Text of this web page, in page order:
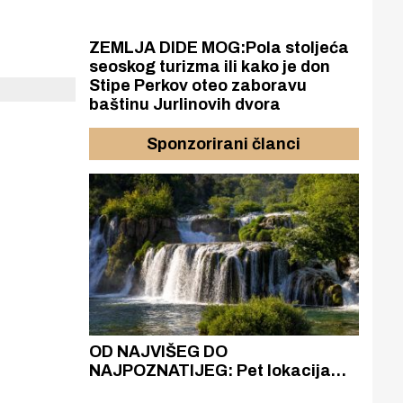
ZEMLJA DIDE MOG:Pola stoljeća
seoskog turizma ili kako je don
Stipe Perkov oteo zaboravu
baštinu Jurlinovih dvora
Sponzorirani članci
OD NAJVIŠEG DO
NAJPOZNATIJEG: Pet lokacija